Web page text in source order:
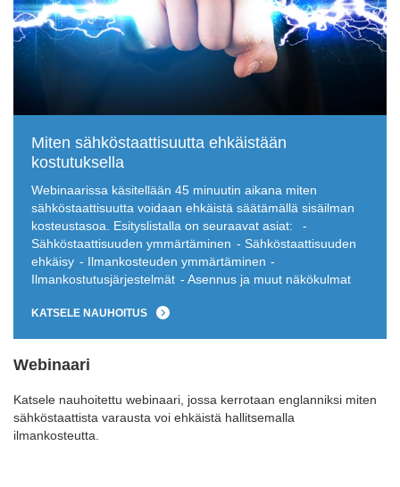
Miten sähköstaattisuutta ehkäistään
kostutuksella
Webinaarissa käsitellään 45 minuutin aikana miten
sähköstaattisuutta voidaan ehkäistä säätämällä sisäilman
kosteustasoa. Esityslistalla on seuraavat asiat:
-
Sähköstaattisuuden ymmärtäminen - Sähköstaattisuuden
ehkäisy - Ilmankosteuden ymmärtäminen -
Ilmankostutusjärjestelmät - Asennus ja muut näkökulmat
KATSELE NAUHOITUS
Webinaari
Katsele nauhoitettu webinaari, jossa kerrotaan englanniksi miten
sähköstaattista varausta voi ehkäistä hallitsemalla
ilmankosteutta.